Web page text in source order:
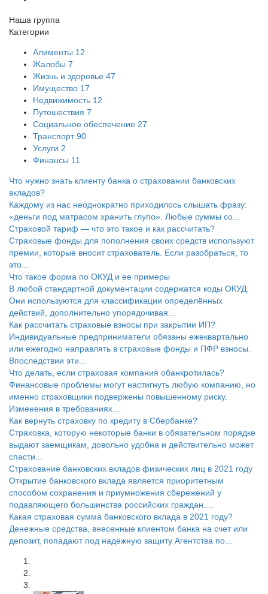
Наша группа
Категории
Алименты 12
Жалобы 7
Жизнь и здоровье 47
Имущество 17
Недвижимость 12
Путешествия 7
Социальное обеспечение 27
Транспорт90
Услуги 2
Финансы 11
Что нужно знать клиенту банка о страховании банковских
вкладов?
Каждому из нас неоднократно приходилось слышать фразу:
«деньги под матрасом хранить глупо». Любые суммы со...
Страховой тариф — что это такое и как рассчитать?
Страховые фонды для пополнения своих средств используют
премии, которые вносит страхователь. Если разобраться, то
это...
Что такое форма по ОКУД и ее примеры
В любой стандартной документации содержатся коды ОКУД.
Они используются для классификации определённых
действий, дополнительно упорядочивая...
Как рассчитать страховые взносы при закрытии ИП?
Индивидуальные предприниматели обязаны ежеквартально
или ежегодно направлять в страховые фонды и ПФР взносы.
Впоследствии эти...
Что делать, если страховая компания обанкротилась?
Финансовые проблемы могут настигнуть любую компанию, но
именно страховщики подвержены повышенному риску.
Изменения в требованиях...
Как вернуть страховку по кредиту в Сбербанке?
Страховка, которую некоторые банки в обязательном порядке
выдают заемщикам, довольно удобна и действительно может
спасти...
Страхование банковских вкладов физических лиц в 2021 году
Открытие банковского вклада является приоритетным
способом сохранения и приумножения сбережений у
подавляющего большинства российских граждан....
Какая страховая сумма банковского вклада в 2021 году?
Денежные средства, внесенные клиентом банка на счет или
депозит, попадают под надежную защиту Агентства по...